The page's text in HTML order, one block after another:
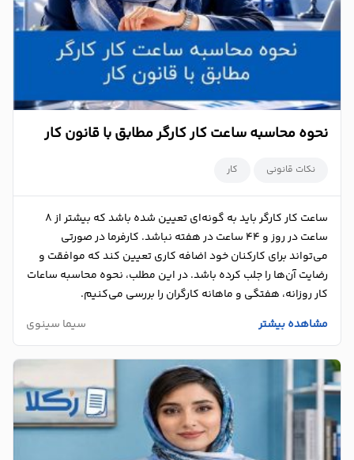
نحوه محاسبه ساعت کار کارگر مطابق با قانون کار
نکات قانونی کار
ساعت کار کارگر باید به گونه‌ای تعیین شده باشد که بیشتر از 8
ساعت در روز و 44 ساعت در هفته نباشد. کارفرما در صورتی
می‌تواند برای کارکنان خود اضافه کاری تعیین کند که موافقت و
رضایت آن‌ها را جلب کرده باشد. در این مطلب، نحوه محاسبه ساعات
کار روزانه، هفتگی و ماهانه کارگران را بررسی می‌کنیم.
مشاهده بیشتر
سیما سینوی